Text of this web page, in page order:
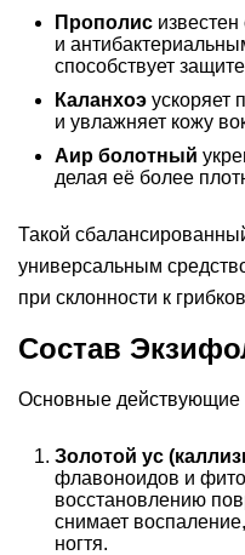
Прополис
и
способствует
Каланхоэ ускоряет
и увлажняет кожу
Аир болотный
делая её более
Такой
универсальным
при склонности к
Состав
Основные действующие
Золотой ус
флавоноидов и
восстановлению
снимает
ногтя.